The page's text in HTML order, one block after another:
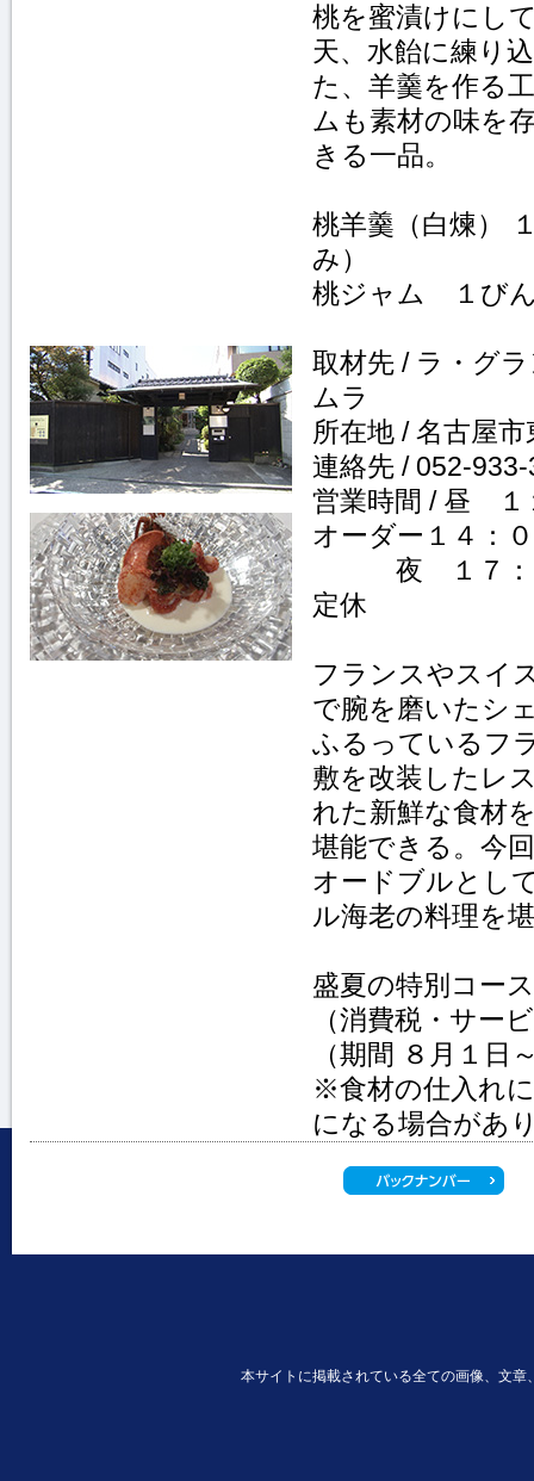
桃を蜜漬けにし
天、水飴に練り
た、羊羹を作る
ムも素材の味を
きる一品。
桃羊羹（白煉）
み）
桃ジャム １びん
取材先 / ラ・グ
ムラ
所在地 / 名古屋
連絡先 / 052-
営業時間 / 昼
オーダー１４：
夜 １７：
定休
フランスやスイ
で腕を磨いたシ
ふるっているフ
敷を改装したレ
れた新鮮な食材
堪能できる。今
オードブルとし
ル海老の料理を
盛夏の特別コー
（消費税・サー
（期間 ８月１日
※食材の仕入れ
になる場合があ
本サイトに掲載されている全ての画像、文